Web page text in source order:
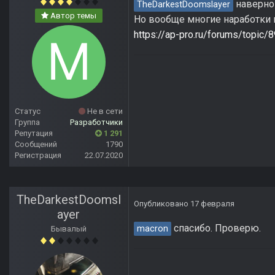
Автор темы
Статус
Не в сети
Группа
Разработчики
Репутация
1 291
Сообщений
1790
Регистрация
22.07.2020
TheDarkestDoomslayer
Но вообще многие
https://ap-pro.ru/forums/topic/
TheDarkestDoomsl
ayer
Бывалый
Опубликовано 17 февраля
macron спасибо. Проверю.